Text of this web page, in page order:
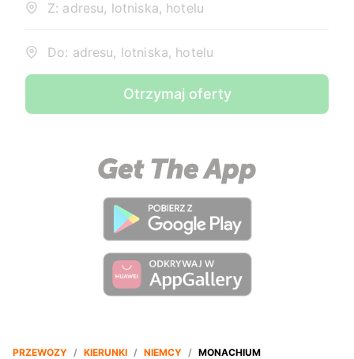
Z: adresu, lotniska, hotelu
Do: adresu, lotniska, hotelu
Otrzymaj oferty
PRZEWOZY / KIERUNKI / NIEMCY / MONACHIUM